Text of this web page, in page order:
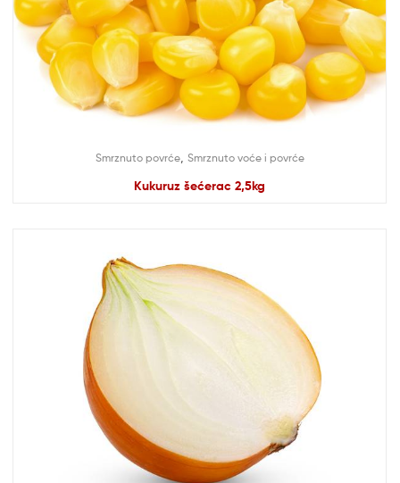
Smrznuto povrće, Smrznuto voće i povrće
Kukuruz šećerac 2,5kg